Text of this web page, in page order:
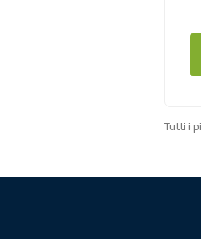
Tutti i